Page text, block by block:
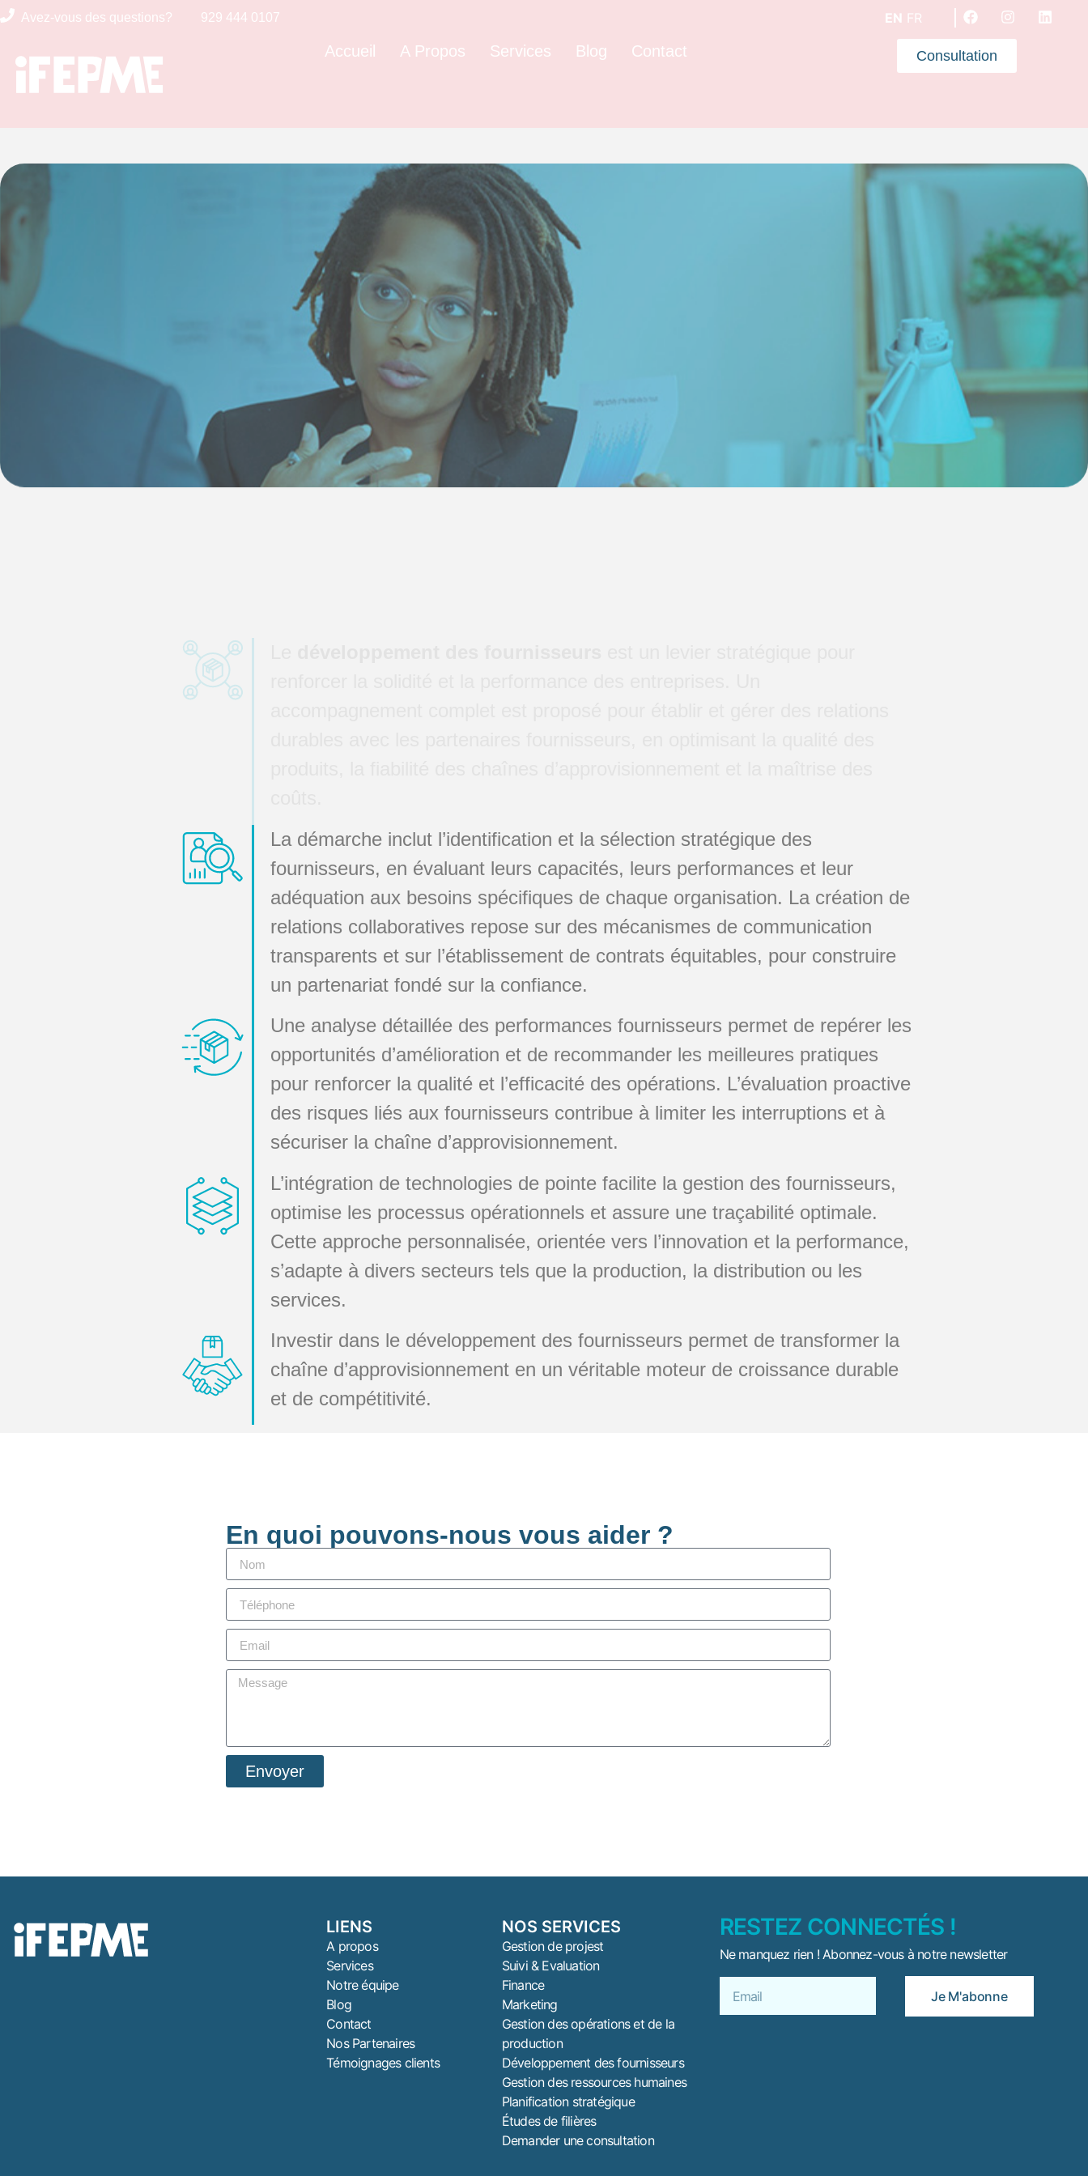
Avez-vous des questions? 929 444 0107 EN FR
Accueil A Propos Services Blog Contact Consultation
La démarche inclut l’identification et la sélection stratégique des
fournisseurs, en évaluant leurs capacités, leurs performances et leur
adéquation aux besoins spécifiques de chaque organisation. La création de
relations collaboratives repose sur des mécanismes de communication
transparents et sur l’établissement de contrats équitables, pour construire
un partenariat fondé sur la confiance.
Une analyse détaillée des performances fournisseurs permet de repérer les
opportunités d’amélioration et de recommander les meilleures pratiques
pour renforcer la qualité et l’efficacité des opérations. L’évaluation proactive
des risques liés aux fournisseurs contribue à limiter les interruptions et à
sécuriser la chaîne d’approvisionnement.
L’intégration de technologies de pointe facilite la gestion des fournisseurs,
optimise les processus opérationnels et assure une traçabilité optimale.
Cette approche personnalisée, orientée vers l’innovation et la performance,
s’adapte à divers secteurs tels que la production, la distribution ou les
services.
Investir dans le développement des fournisseurs permet de transformer la
chaîne d’approvisionnement en un véritable moteur de croissance durable
et de compétitivité.
En quoi pouvons-nous vous aider ?
Envoyer
LIENS
A propos
Services
Notre équipe
Blog
Contact
Nos Partenaires
Témoignages clients
NOS SERVICES
Gestion de projest
Suivi & Evaluation
Finance
Marketing
Gestion des opérations et de la
production
Développement des fournisseurs
Gestion des ressources humaines
Planification stratégique
Études de filières
Demander une consultation
RESTEZ CONNECTÉS !
Ne manquez rien ! Abonnez-vous à notre newsletter
Je M'abonne